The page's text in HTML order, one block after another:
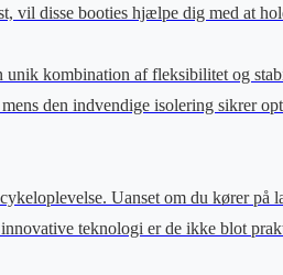
vil disse booties hjælpe dig med at
kombination af fleksibilitet og
den indvendige isolering sikrer
Uanset om du kører
teknologi er de ikke blot